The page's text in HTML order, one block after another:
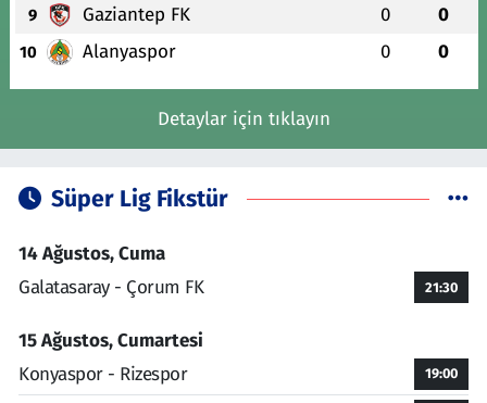
9 Gaziantep FK 0 0
10 Alanyaspor 0 0
Detaylar için tıklayın
Süper Lig Fikstür
14 Ağustos, Cuma
Galatasaray - Çorum FK
21:30
15 Ağustos, Cumartesi
Konyaspor - Rizespor
19:00